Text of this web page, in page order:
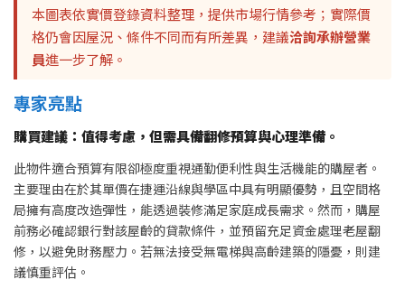
本圖表依實價登錄資料整理，提供市場行情參考；實際價
格仍會因屋況、條件不同而有所差異，建議洽詢承辦營業
員進一步了解。
專家亮點
購買建議：值得考慮，但需具備翻修預算與心理準備。
此物件適合預算有限卻極度重視通勤便利性與生活機能的購屋者。
主要理由在於其單價在捷運沿線與學區中具有明顯優勢，且空間格
局擁有高度改造彈性，能透過裝修滿足家庭成長需求。然而，購屋
前務必確認銀行對該屋齡的貸款條件，並預留充足資金處理老屋翻
修，以避免財務壓力。若無法接受無電梯與高齡建築的隱憂，則建
議慎重評估。